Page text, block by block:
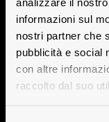
informazioni sul
nostri partner che
pubblicità e social
con altre
raccolto dal suo